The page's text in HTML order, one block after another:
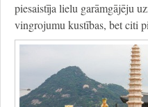
piesaistīja lielu garāmgājēju
vingrojumu kustības, bet citi